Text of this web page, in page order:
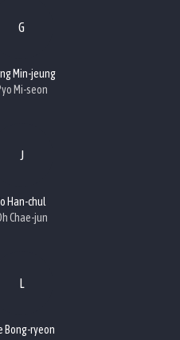
G
Min-jeung
Mi-seon
J
Han-chul
Chae-jun
L
Bong-ryeon